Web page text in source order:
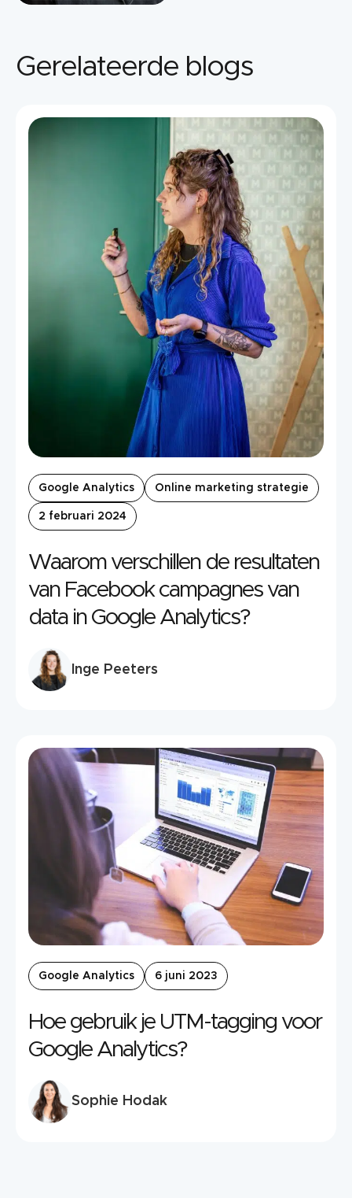
Gerelateerde blogs
Google Analytics Online marketing strategie
2 februari 2024
Waarom verschillen de resultaten
van Facebook campagnes van
data in Google Analytics?
Inge Peeters
Google Analytics 6 juni 2023
Hoe gebruik je UTM-tagging voor
Google Analytics?
Sophie Hodak